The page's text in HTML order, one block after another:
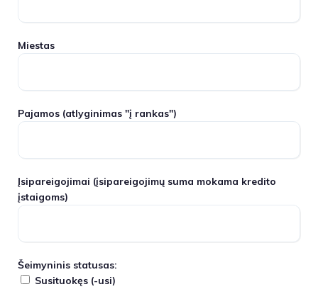
Miestas
Pajamos (atlyginimas "į rankas")
Įsipareigojimai (įsipareigojimų suma mokama kredito
įstaigoms)
Šeimyninis statusas:
Susituokęs (-usi)